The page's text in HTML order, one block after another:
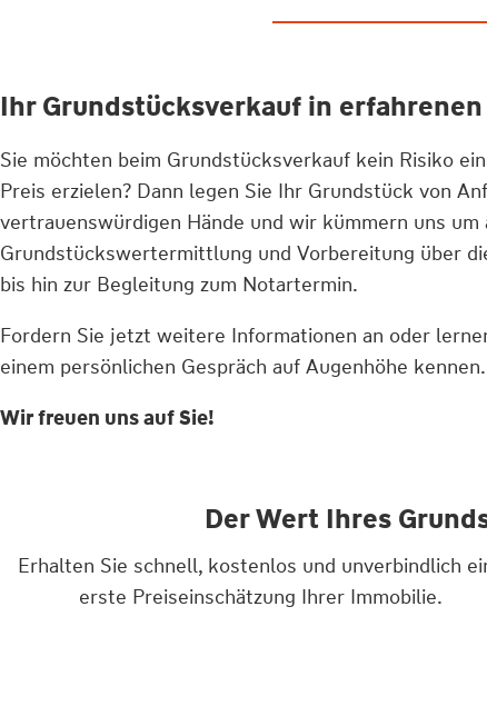
Ihr Grundstücksverkauf in
Sie möchten beim Grundstücksverkauf kein Risiko
Preis erzielen? Dann legen Sie Ihr Grundstück von
vertrauenswürdigen Hände und wir kümmern uns um
Grundstückswertermittlung und Vorbereitung über
bis hin zur Begleitung zum Notartermin.
Fordern Sie jetzt weitere Informationen an oder
einem persönlichen Gespräch auf Augenhöhe kennen.
Wir freuen uns auf Sie!
Der Wert Ihres
Erhalten Sie schnell, kostenlos und unverbindlich
erste Preiseinschätzung Ihrer Immobilie.